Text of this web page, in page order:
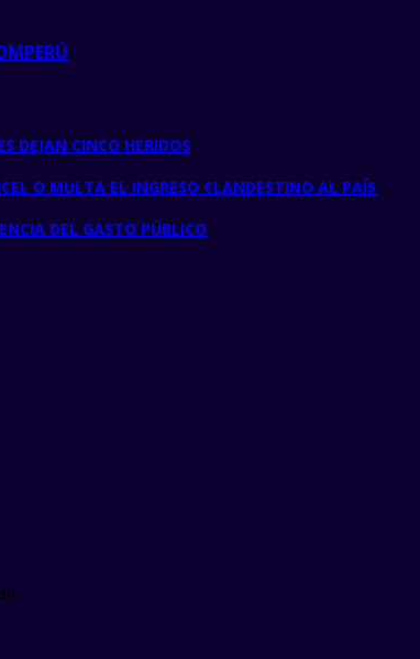
DEJAN CINCO HERIDOS
O MULTA EL INGRESO CLANDESTINO AL PAÍS
DEL GASTO PÚBLICO